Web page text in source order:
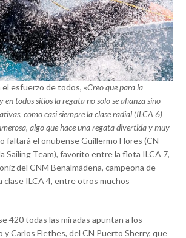
esfuerzo de todos, «Creo que para la
en todos sitios la regata no solo se afianza sino
como casi siempre la clase radial (ILCA 6)
algo que hace una regata divertida y muy
faltará el onubense Guillermo Flores (CN
Sailing Team), favorito entre la flota ILCA 7,
del CNM Benalmádena, campeona de
clase ILCA 4, entre otros muchos
420 todas las miradas apuntan a los
y Carlos Flethes, del CN Puerto Sherry, que